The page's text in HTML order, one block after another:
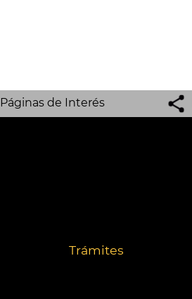
Páginas de Interés
Trámites